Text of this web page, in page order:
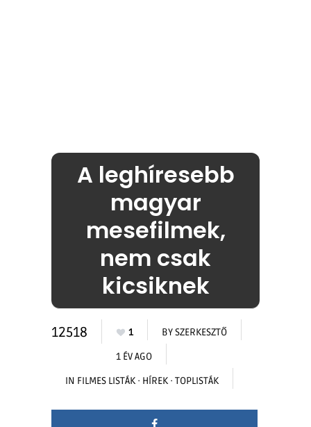
A leghíresebb
magyar
mesefilmek,
nem csak
kicsiknek
12518 1 BYSZERKESZTŐ
1 ÉV AGO
IN FILMES LISTÁK · HÍREK · TOPLISTÁK